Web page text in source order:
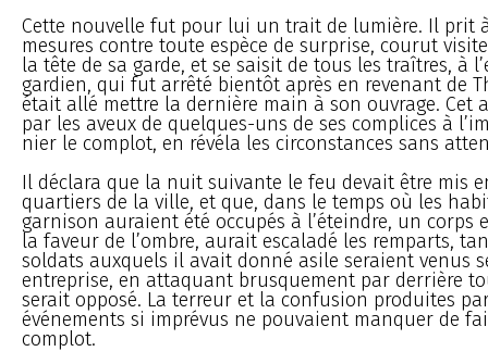
Cette nouvelle fut pour lui un trait de lumière. Il prit
mesures contre toute espèce de surprise, courut
la tête de sa garde, et se saisit de tous les traîtres, à
gardien, qui fut arrêté bientôt après en revenant de
était allé mettre la dernière main à son ouvrage. Cet
par les aveux de quelques-uns de ses complices à
nier le complot, en révéla les circonstances sans
Il déclara que la nuit suivante le feu devait être mis
quartiers de la ville, et que, dans le temps où les
garnison auraient été occupés à l’éteindre, un corps
la faveur de l’ombre, aurait escaladé les remparts,
soldats auxquels il avait donné asile seraient venus
entreprise, en attaquant brusquement par derrière
serait opposé. La terreur et la confusion produites
événements si imprévus ne pouvaient manquer de
complot.